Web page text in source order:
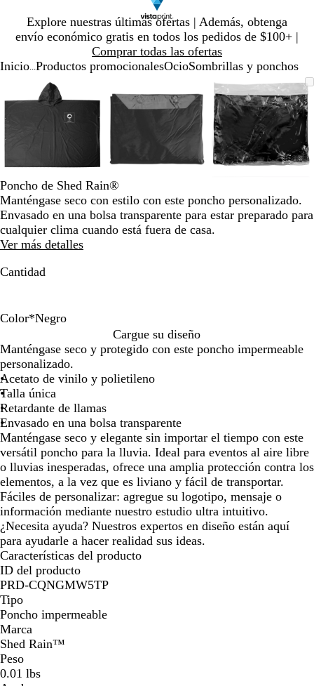
Explore nuestras últimas ofertas | Además, obtenga
envío económico gratis en todos los pedidos de $100+ |
Comprar todas las ofertas
Diapositiva
1
Inicio Productos promocionalesOcioSombrillas y ponchos
Imagen
ampliable
con
zoom
Ampliado
al
mínimo
Haga
clic
para
expandir
Use
la
tecla
más
(+)
y
menos
(-)
para
acercar/alejar
con
de
flechas
para
arrastrar
ampliable
con
zoom
al
mínimo
clic
para
expandir
la
tecla
más
(+)
y
(-)
para
acercar/alejar
las
flechas
Imagen
ampliable
con
zoom
Ampliado
al
mínimo
Haga
clic
para
expandir
Use
la
tecla
de
más
(+)
y
(-)
para
flechas
Diapositiva
Poncho de Shed Rain®
Manténgase seco con estilo con este poncho personalizado.
Envasado en una bolsa transparente para estar preparado para
cualquier clima cuando está fuera de casa.
Ver más detalles
Cantidad
Color*Negro
e
g
r
o
o
j
o
l
a
n
c
o
m
a
r
i
l
l
o
z
u
l
r
e
a
l
Cargue su diseño
Manténgase seco y protegido con este poncho impermeable
personalizado.
Acetato de vinilo y polietileno
Talla única
Retardante de llamas
Envasado en una bolsa transparente
Manténgase seco y elegante sin importar el tiempo con este
versátil poncho para la lluvia. Ideal para eventos al aire libre
o lluvias inesperadas, ofrece una amplia protección contra los
elementos, a la vez que es liviano y fácil de transportar.
Fáciles de personalizar: agregue su logotipo, mensaje o
información mediante nuestro estudio ultra intuitivo.
¿Necesita ayuda? Nuestros expertos en diseño están aquí
para ayudarle a hacer realidad sus ideas.
Características del producto
ID del producto
PRD-CQNGMW5TP
Tipo
Poncho impermeable
Marca
Shed Rain™
Peso
0.01 lbs